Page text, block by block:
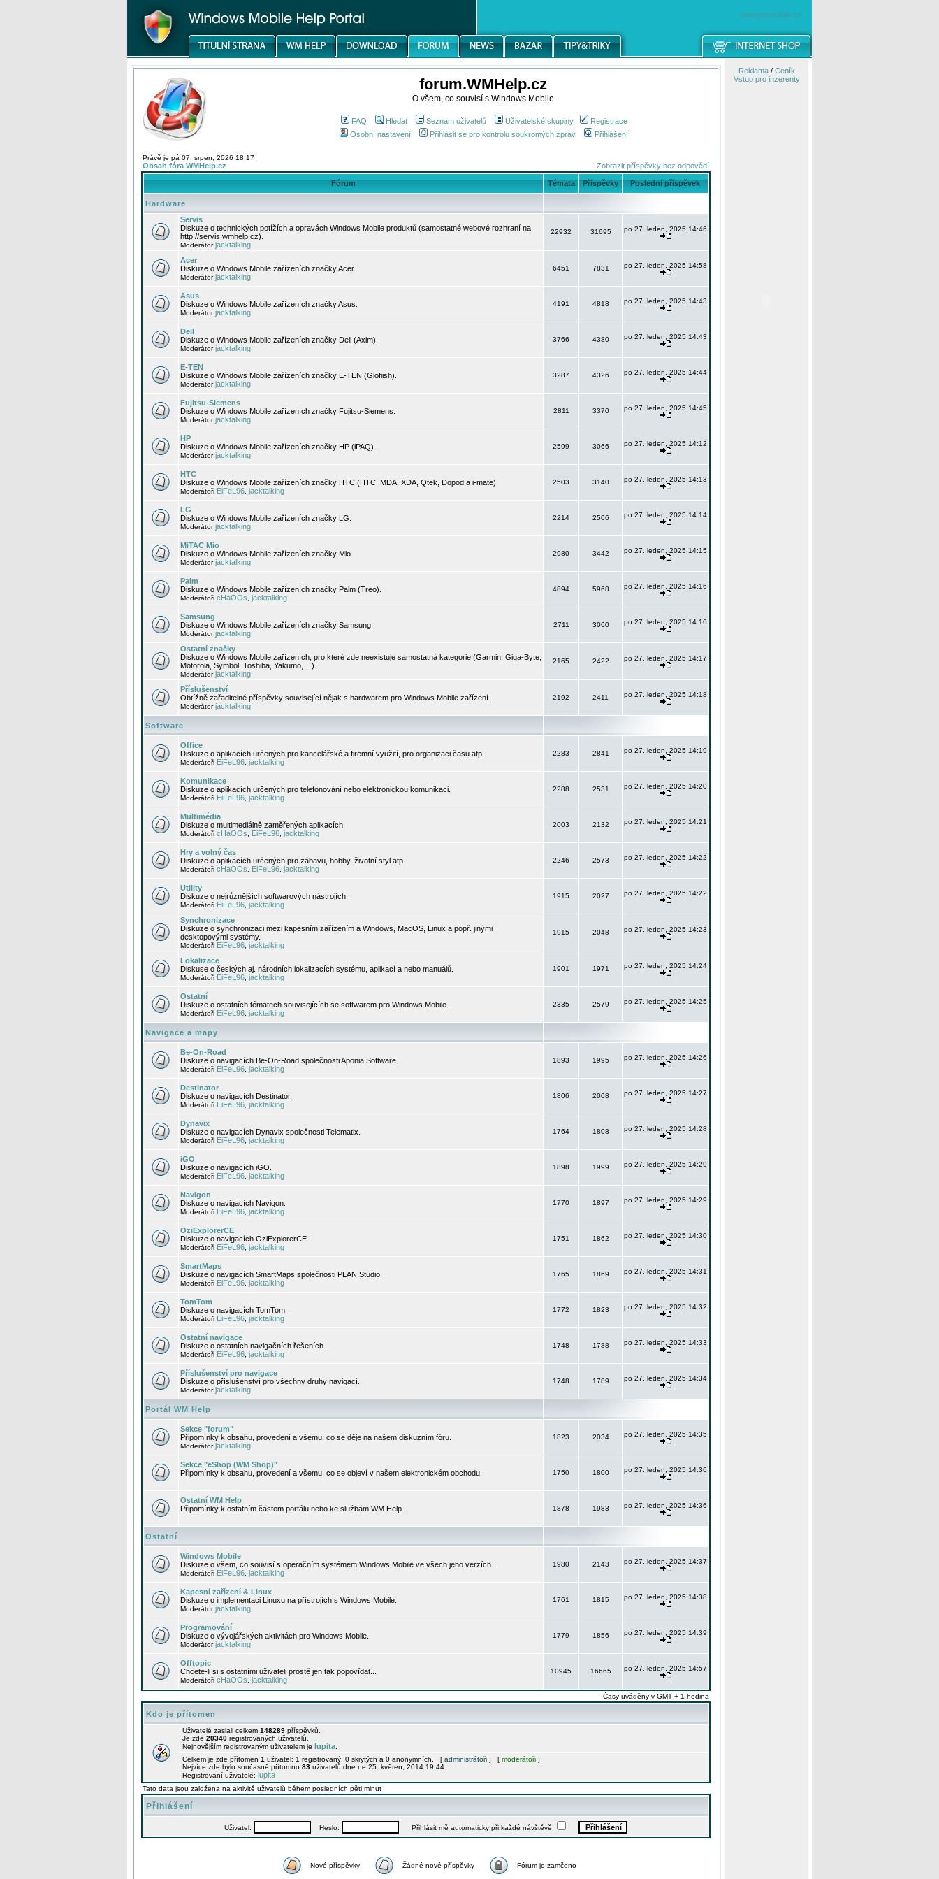
windowsmobile.cz
forum.WMHelp.cz
O všem, co souvisí s Windows Mobile
FAQ Hledat Seznam uživatelů Uživatelské skupiny
Registrace
Osobní nastavení
Přihlásit se pro kontrolu soukromých zpráv Přihlášení
Právě je pá 07. srpen, 2026 18:17
Obsah fóra WMHelp.cz Zobrazit příspěvky bez odpovědí
Fórum Témata Příspěvky Poslední příspěvek
Hardware
Servis
Diskuze o technických potížích a opravách Windows Mobile produktů (samostatné webové rozhraní na
http://servis.wmhelp.cz).
Moderátorjacktalking
22932 31695 po 27. leden, 2025 14:46
Acer
Diskuze o Windows Mobile zařízeních značky Acer.
Moderátorjacktalking
6451 7831 po 27. leden, 2025 14:58
Asus
Diskuze o Windows Mobile zařízeních značky Asus.
Moderátorjacktalking
4191 4818 po 27. leden, 2025 14:43
Dell
Diskuze o Windows Mobile zařízeních značky Dell (Axim).
Moderátorjacktalking
3766 4380 po 27. leden, 2025 14:43
E-TEN
Diskuze o Windows Mobile zařízeních značky E-TEN (Glofiish).
Moderátorjacktalking
3287 4326 po 27. leden, 2025 14:44
Fujitsu-Siemens
Diskuze o Windows Mobile zařízeních značky Fujitsu-Siemens.
Moderátorjacktalking
2811 3370 po 27. leden, 2025 14:45
HP
Diskuze o Windows Mobile zařízeních značky HP (iPAQ).
Moderátorjacktalking
2599 3066 po 27. leden, 2025 14:12
HTC
Diskuze o Windows Mobile zařízeních značky HTC (HTC, MDA, XDA, Qtek, Dopod a i-mate).
Moderátoři EiFeL96 jacktalking
2503 3140 po 27. leden, 2025 14:13
LG
Diskuze o Windows Mobile zařízeních značky LG.
Moderátorjacktalking
2214 2506 po 27. leden, 2025 14:14
MiTAC Mio
Diskuze o Windows Mobile zařízeních značky Mio.
Moderátorjacktalking
2980 3442 po 27. leden, 2025 14:15
Palm
Diskuze o Windows Mobile zařízeních značky Palm (Treo).
Moderátoři cHaOOs jacktalking
4894 5968 po 27. leden, 2025 14:16
Samsung
Diskuze o Windows Mobile zařízeních značky Samsung.
Moderátorjacktalking
2711 3060 po 27. leden, 2025 14:16
Ostatní značky
Diskuze o Windows Mobile zařízeních, pro které zde neexistuje samostatná kategorie (Garmin, Giga-Byte,
Motorola, Symbol, Toshiba, Yakumo, ...).
Moderátorjacktalking
2165 2422 po 27. leden, 2025 14:17
Příslušenství
Obtížně zařaditelné příspěvky související nějak s hardwarem pro Windows Mobile zařízení.
Moderátorjacktalking
2192 2411 po 27. leden, 2025 14:18
Software
Office
Diskuze o aplikacích určených pro kancelářské a firemní využití, pro organizaci času atp.
Moderátoři EiFeL96 jacktalking
2283 2841 po 27. leden, 2025 14:19
Komunikace
Diskuze o aplikacích určených pro telefonování nebo elektronickou komunikaci.
Moderátoři EiFeL96 jacktalking
2288 2531 po 27. leden, 2025 14:20
Multimédia
Diskuze o multimediálně zaměřených aplikacích.
Moderátoři cHaOOs EiFeL96 jacktalking
2003 2132 po 27. leden, 2025 14:21
Hry a volný čas
Diskuze o aplikacích určených pro zábavu, hobby, životní styl atp.
Moderátoři cHaOOs EiFeL96 jacktalking
2246 2573 po 27. leden, 2025 14:22
Utility
Diskuze o nejrůznějších softwarových nástrojích.
Moderátoři EiFeL96 jacktalking
1915 2027 po 27. leden, 2025 14:22
Synchronizace
Diskuze o synchronizaci mezi kapesním zařízením a Windows, MacOS, Linux a popř. jinými
desktopovými systémy.
Moderátoři EiFeL96 jacktalking
1915 2048 po 27. leden, 2025 14:23
Lokalizace
Diskuse o českých aj. národních lokalizacích systému, aplikací a nebo manuálů.
Moderátoři EiFeL96 jacktalking
1901 1971 po 27. leden, 2025 14:24
Ostatní
Diskuze o ostatních tématech souvisejících se softwarem pro Windows Mobile.
Moderátoři EiFeL96 jacktalking
2335 2579 po 27. leden, 2025 14:25
Navigace a mapy
Be-On-Road
Diskuze o navigacích Be-On-Road společnosti Aponia Software.
Moderátoři EiFeL96 jacktalking
1893 1995 po 27. leden, 2025 14:26
Destinator
Diskuze o navigacích Destinator.
Moderátoři EiFeL96 jacktalking
1806 2008 po 27. leden, 2025 14:27
Dynavix
Diskuze o navigacích Dynavix společnosti Telematix.
Moderátoři EiFeL96 jacktalking
1764 1808 po 27. leden, 2025 14:28
iGO
Diskuze o navigacích iGO.
Moderátoři EiFeL96 jacktalking
1898 1999 po 27. leden, 2025 14:29
Navigon
Diskuze o navigacích Navigon.
Moderátoři EiFeL96 jacktalking
1770 1897 po 27. leden, 2025 14:29
OziExplorerCE
Diskuze o navigacích OziExplorerCE.
Moderátoři EiFeL96 jacktalking
1751 1862 po 27. leden, 2025 14:30
SmartMaps
Diskuze o navigacích SmartMaps společnosti PLAN Studio.
Moderátoři EiFeL96 jacktalking
1765 1869 po 27. leden, 2025 14:31
TomTom
Diskuze o navigacích TomTom.
Moderátoři EiFeL96 jacktalking
1772 1823 po 27. leden, 2025 14:32
Ostatní navigace
Diskuze o ostatních navigačních řešeních.
Moderátoři EiFeL96 jacktalking
1748 1788 po 27. leden, 2025 14:33
Příslušenství pro navigace
Diskuze o příslušenství pro všechny druhy navigací.
Moderátorjacktalking
1748 1789 po 27. leden, 2025 14:34
Portál WM Help
Sekce "forum"
Připomínky k obsahu, provedení a všemu, co se děje na našem diskuzním fóru.
Moderátorjacktalking
1823 2034 po 27. leden, 2025 14:35
Sekce "eShop (WM Shop)"
Připomínky k obsahu, provedení a všemu, co se objeví v našem elektronickém obchodu.
1750 1800 po 27. leden, 2025 14:36
Ostatní WM Help
Připomínky k ostatním částem portálu nebo ke službám WM Help.
1878 1983 po 27. leden, 2025 14:36
Ostatní
Windows Mobile
Diskuze o všem, co souvisí s operačním systémem Windows Mobile ve všech jeho verzích.
Moderátoři EiFeL96 jacktalking
1980 2143 po 27. leden, 2025 14:37
Kapesní zařízení & Linux
Diskuze o implementaci Linuxu na přístrojích s Windows Mobile.
Moderátorjacktalking
1761 1815 po 27. leden, 2025 14:38
Programování
Diskuze o vývojářských aktivitách pro Windows Mobile.
Moderátorjacktalking
1779 1856 po 27. leden, 2025 14:39
Offtopic
Chcete-li si s ostatními uživateli prostě jen tak popovídat...
Moderátoři cHaOOs jacktalking
10945 16665 po 27. leden, 2025 14:57
Časy uváděny v GMT + 1 hodina
Kdo je přítomen
Uživatelé zaslali celkem 148289 příspěvků.
Je zde 20340 registrovaných uživatelů.
Nejnovějším registrovaným uživatelem je lupita
Celkem je zde přítomen 1 uživatel: 1 registrovaný, 0 skrytých a 0 anonymních. [ administrátoři ] [ moderátoři ]
Nejvíce zde bylo současně přítomno 83 uživatelů dne ne 25. květen, 2014 19:44.
Registrovaní uživatelé: lupita
Tato data jsou založena na aktivitě uživatelů během posledních pěti minut
Přihlášení
Uživatel: Heslo: Přihlásit mě automaticky při každé návštěvě
Nové příspěvky Žádné nové příspěvky Fórum je zamčeno
Reklama/ Ceník
Vstup pro inzerenty